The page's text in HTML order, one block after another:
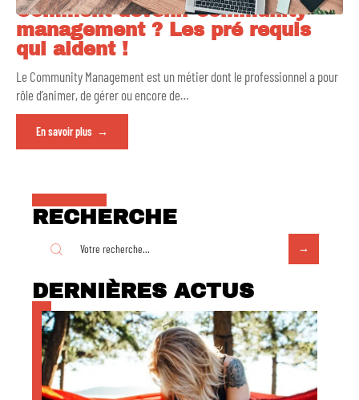
Comment devenir community
management ? Les pré requis
qui aident !
Le Community Management est un métier dont le professionnel a pour
rôle d’animer, de gérer ou encore de…
En savoir plus
RECHERCHE
DERNIÈRES ACTUS